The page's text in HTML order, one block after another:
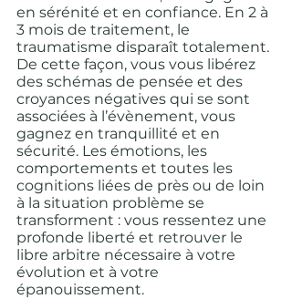
en sérénité et en confiance. En 2 à
3 mois de traitement, le
traumatisme disparaît totalement.
De cette façon, vous vous libérez
des schémas de pensée et des
croyances négatives qui se sont
associées à l’évènement, vous
gagnez en tranquillité et en
sécurité. Les émotions, les
comportements et toutes les
cognitions liées de près ou de loin
à la situation problème se
transforment : vous ressentez une
profonde liberté et retrouver le
libre arbitre nécessaire à votre
évolution et à votre
épanouissement.